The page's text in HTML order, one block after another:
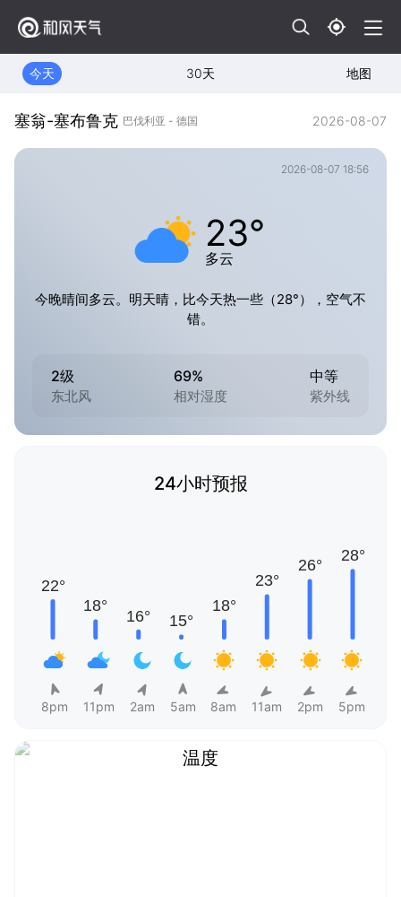
今天 30天 地图
塞翁-塞布鲁克 巴伐利亚 - 德国 2026-08-07
2026-08-07 18:56
23°
多云
今晚晴间多云。明天晴，比今天热一些（28°），空气不
错。
2级
东北风
69%
相对湿度
中等
紫外线
24小时预报
8pm 11pm 2am 5am 8am 11am 2pm 5pm
温度